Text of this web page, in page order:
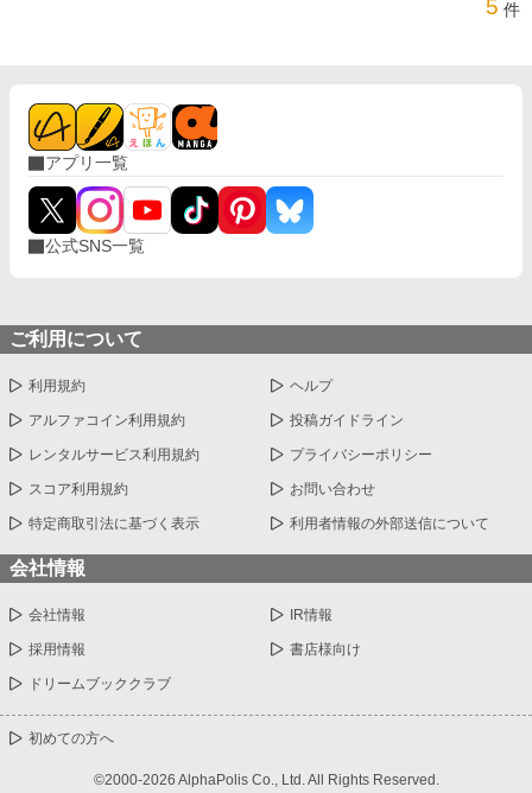
5 件
アプリ一覧
公式SNS一覧
ご利用について
利用規約 ヘルプ
アルファコイン利用規約 投稿ガイドライン
レンタルサービス利用規約 プライバシーポリシー
スコア利用規約 お問い合わせ
特定商取引法に基づく表示 利用者情報の外部送信について
会社情報
会社情報 IR情報
採用情報 書店様向け
ドリームブッククラブ
初めての方へ
©2000-2026 AlphaPolis Co., Ltd. All Rights Reserved.